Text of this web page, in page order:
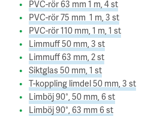
PVC-rör 63 mm 1 m, 4 st
PVC-rör 75 mm 1 m, 3 st
PVC-rör 110 mm, 1 m, 1 st
Limmuff 50 mm, 3 st
Limmuff 63 mm, 2 st
Siktglas 50 mm, 1 st
T-koppling limdel 50 mm, 3 st
Limböj 90°, 50 mm, 6 st
Limböj 90°, 63 mm 6 st